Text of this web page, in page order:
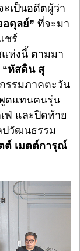
เป็นอดีตผู้ว่า
อดุลย์” ที่จะมา
ชร์
แห่งนี้ ตามมา
“หัสดิน สุ
รรมภาคตะวัน
ดแทนคนรุ่น
ฟ่ และปิดท้าย
ปวัฒนธรรม
ต์ เมตต์การุณ์